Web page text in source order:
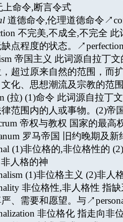
上命令,断言令式
道德命令,伦理道德命令
不完美,不成全,不完全
点程度的状态。
帝国主义 此词源自拉丁
超过原来自然的范围，而
化、思想潮流及宗教的范
(拉) (1)命令 此词源自拉丁
范围内的人或事物。(2)帝
帝权与教权 国家的最
罗马帝国 旧约晚期及
(1)非位格的,非位格性的
非人格的神
(1)非位格主义 (2)非人
非位格性,非人格性 指
、需要和愿望。与
非位格化 指走向